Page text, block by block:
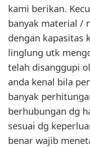
kami berikan.
banyak material /
dengan kapasitas
linglung utk
telah disanggupi
anda kenal bila
banyak
berhubungan dg
sesuai dg
benar wajib